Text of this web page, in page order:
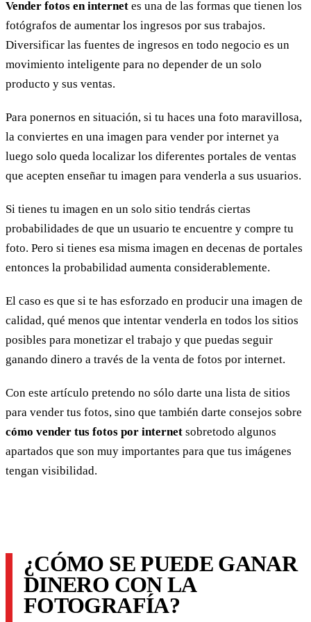
Vender fotos en internet es una de las formas que tienen los
fotógrafos de aumentar los ingresos por sus trabajos.
Diversificar las fuentes de ingresos en todo negocio es un
movimiento inteligente para no depender de un solo
producto y sus ventas.
Para ponernos en situación, si tu haces una foto maravillosa,
la conviertes en una imagen para vender por internet ya
luego solo queda localizar los diferentes portales de ventas
que acepten enseñar tu imagen para venderla a sus usuarios.
Si tienes tu imagen en un solo sitio tendrás ciertas
probabilidades de que un usuario te encuentre y compre tu
foto. Pero si tienes esa misma imagen en decenas de portales
entonces la probabilidad aumenta considerablemente.
El caso es que si te has esforzado en producir una imagen de
calidad, qué menos que intentar venderla en todos los sitios
posibles para monetizar el trabajo y que puedas seguir
ganando dinero a través de la venta de fotos por internet.
Con este artículo pretendo no sólo darte una lista de sitios
para vender tus fotos, sino que también darte consejos sobre
cómo vender tus fotos por internet sobretodo algunos
apartados que son muy importantes para que tus imágenes
tengan visibilidad.
¿CÓMO SE PUEDE GANAR
DINERO CON LA
FOTOGRAFÍA?